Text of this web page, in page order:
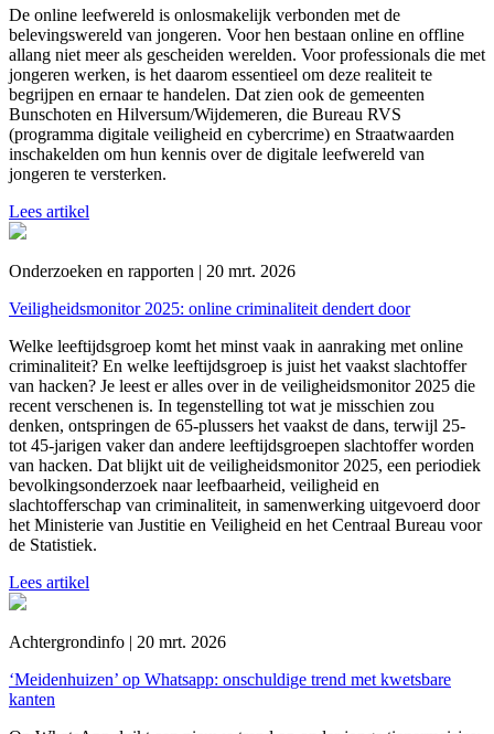
De online leefwereld is onlosmakelijk verbonden met de
belevingswereld van jongeren. Voor hen bestaan online en offline
allang niet meer als gescheiden werelden. Voor professionals die met
jongeren werken, is het daarom essentieel om deze realiteit te
begrijpen en ernaar te handelen. Dat zien ook de gemeenten
Bunschoten en Hilversum/Wijdemeren, die Bureau RVS
(programma digitale veiligheid en cybercrime) en Straatwaarden
inschakelden om hun kennis over de digitale leefwereld van
jongeren te versterken.
Lees artikel
Onderzoeken en rapporten | 20 mrt. 2026
Veiligheidsmonitor 2025: online criminaliteit dendert door
Welke leeftijdsgroep komt het minst vaak in aanraking met online
criminaliteit? En welke leeftijdsgroep is juist het vaakst slachtoffer
van hacken? Je leest er alles over in de veiligheidsmonitor 2025 die
recent verschenen is. In tegenstelling tot wat je misschien zou
denken, ontspringen de 65-plussers het vaakst de dans, terwijl 25-
tot 45-jarigen vaker dan andere leeftijdsgroepen slachtoffer worden
van hacken. Dat blijkt uit de veiligheidsmonitor 2025, een periodiek
bevolkingsonderzoek naar leefbaarheid, veiligheid en
slachtofferschap van criminaliteit, in samenwerking uitgevoerd door
het Ministerie van Justitie en Veiligheid en het Centraal Bureau voor
de Statistiek.
Lees artikel
Achtergrondinfo | 20 mrt. 2026
‘Meidenhuizen’ op Whatsapp: onschuldige trend met kwetsbare
kanten